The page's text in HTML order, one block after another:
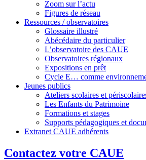
Zoom sur l’actu
Figures de réseau
Ressources / observatoires
Glossaire illustré
Abécédaire du particulier
L’observatoire des CAUE
Observatoires régionaux
Expositions en prêt
Cycle E… comme
Jeunes publics
Ateliers scolaires et
Les Enfants du Patrimoine
Formations et stages
Supports pédagogiques et
Extranet CAUE adhérents
Contactez votre CAUE